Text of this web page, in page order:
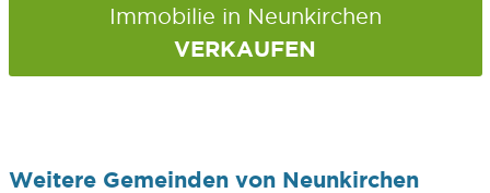
Immobilie in Neunkirchen
VERKAUFEN
Weitere Gemeinden von Neunkirchen